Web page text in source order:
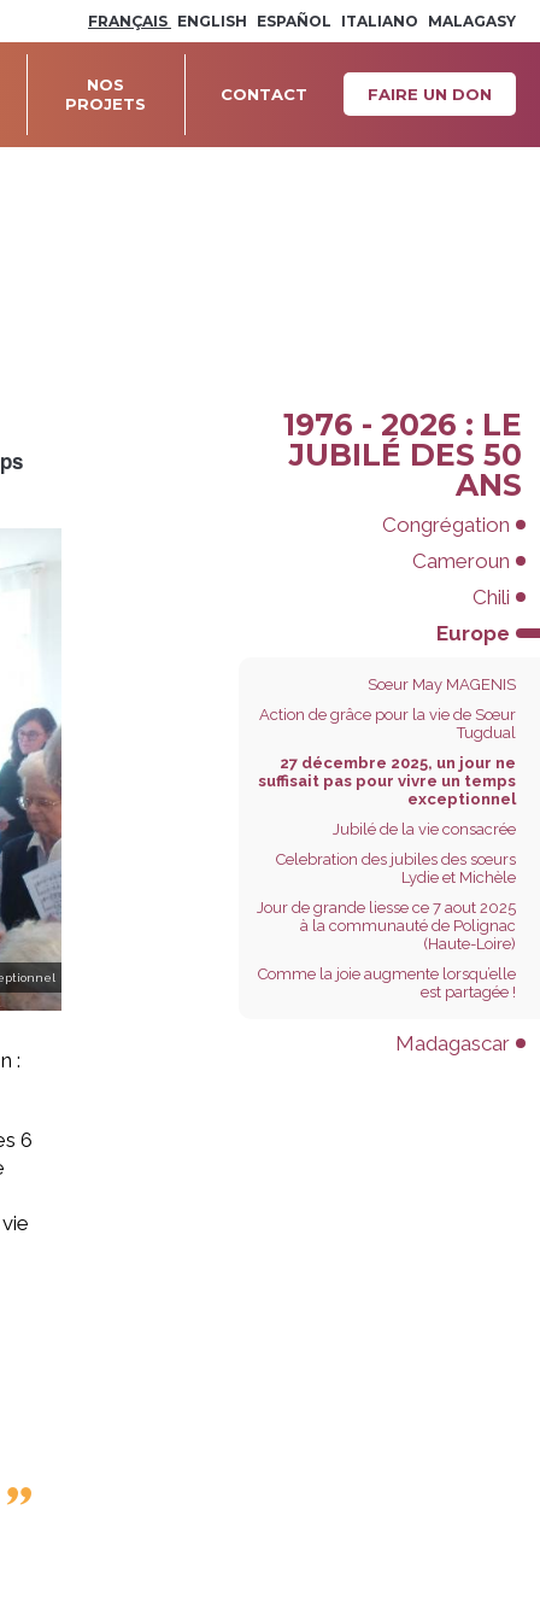
FRANÇAIS ENGLISH ESPAÑOL ITALIANO MALAGASY
NOS
PROJETS
CONTACT FAIRE UN DON
:
6
Navigation1976 - 2026 : LE
JUBILÉ DES 50
ANS
Congrégation
Cameroun
Chili
Europe
Sœur May MAGENIS
Action de grâce pour la vie de Sœur
Tugdual
27 décembre 2025, un jour ne
suffisait pas pour vivre un temps
exceptionnel
Jubilé de la vie consacrée
Celebration des jubiles des sœurs
Lydie et Michèle
Jour de grande liesse ce 7 aout 2025
à la communauté de Polignac
(Haute-Loire)
Comme la joie augmente lorsqu’elle
est partagée !
Madagascar